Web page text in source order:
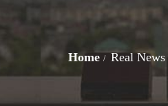
Home Real News